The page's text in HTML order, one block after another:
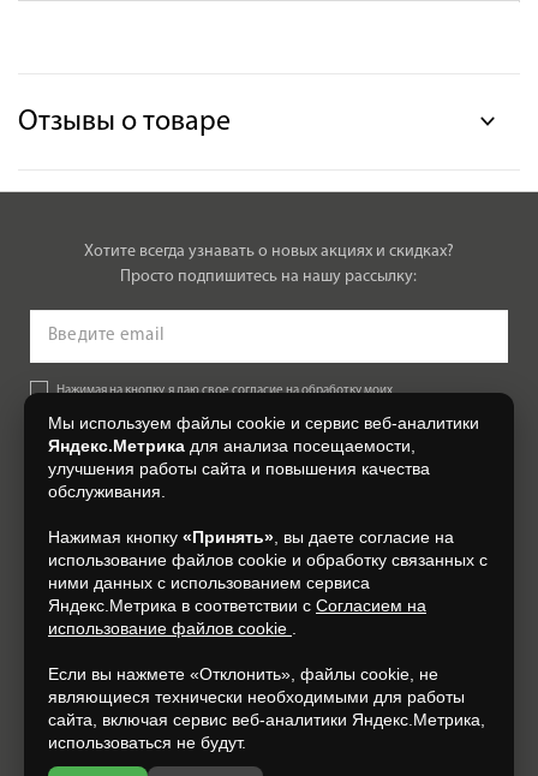
Отзывы о товаре
Хотите всегда узнавать о новых акциях и скидках?
Просто подпишитесь на нашу рассылку:
Нажимая на кнопку, я даю свое согласие на обработку моих
Согласии на обработку персональных данных.
+7 (4812) 548-777
Мы используем файлы cookie и сервис веб-аналитики
Яндекс.Метрика для анализа посещаемости,
улучшения работы сайта и повышения качества
обслуживания.
Нажимая кнопку «Принять» , вы даете согласие на
использование файлов cookie и обработку связанных с
ними данных с использованием сервиса
Яндекс.Метрика в соответствии с Согласием на
использование файлов cookie
Если вы нажмете «Отклонить», файлы cookie, не
являющиеся технически необходимыми для работы
сайта, включая сервис веб-аналитики Яндекс.Метрика,
использоваться не будут.